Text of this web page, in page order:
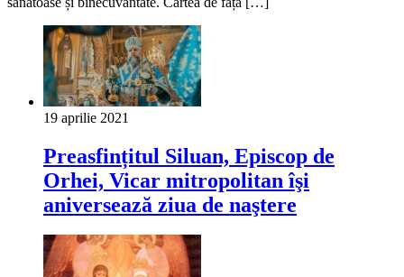
19 aprilie 2021
Preasfințitul Siluan, Episcop de
Orhei, Vicar mitropolitan îşi
aniversează ziua de naştere